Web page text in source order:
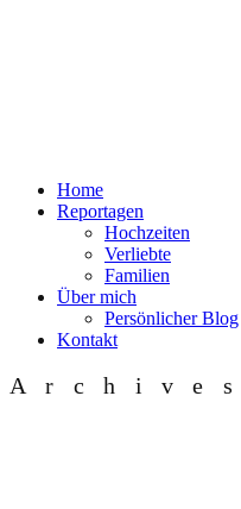
Home
Reportagen
Hochzeiten
Verliebte
Familien
Über mich
Persönlicher Blog
Kontakt
Archives